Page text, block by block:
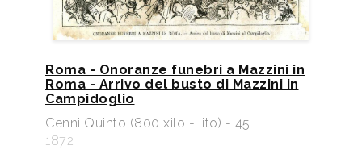
Roma - Onoranze funebri a Mazzini in
Roma - Arrivo del busto di Mazzini in
Campidoglio
Cenni Quinto (800 xilo - lito) - 45
1872